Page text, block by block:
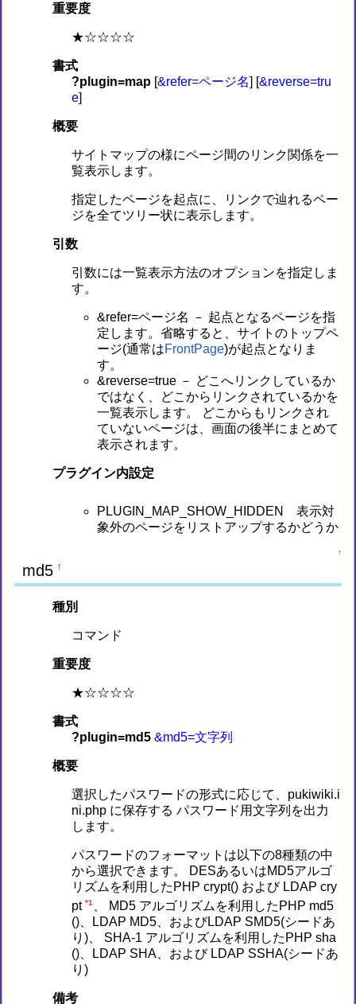
重要度
★☆☆☆☆
書式
?plugin=map [&refer=ページ名] [&reverse=tru
e]
概要
サイトマップの様にページ間のリンク関係を一
覧表示します。
指定したページを起点に、リンクで辿れるペー
ジを全てツリー状に表示します。
引数
引数には一覧表示方法のオプションを指定しま
す。
&refer=ページ名 － 起点となるページを指
定します。省略すると、サイトのトップペ
ージ(通常はFrontPage)が起点となりま
す。
&reverse=true － どこへリンクしているか
ではなく、どこからリンクされているかを
一覧表示します。 どこからもリンクされ
ていないページは、画面の後半にまとめて
表示されます。
プラグイン内設定
PLUGIN_MAP_SHOW_HIDDEN 表示対
象外のページをリストアップするかどうか
↑
md5 †
種別
コマンド
重要度
★☆☆☆☆
書式
?plugin=md5 &md5=文字列
概要
選択したパスワードの形式に応じて、pukiwiki.i
ni.php に保存する パスワード用文字列を出力
します。
パスワードのフォーマットは以下の8種類の中
から選択できます。 DESあるいはMD5アルゴ
リズムを利用したPHP crypt() および LDAP cry
pt*1
、 MD5 アルゴリズムを利用したPHP md5
()、LDAP MD5、およびLDAP SMD5(シードあ
り)、 SHA-1 アルゴリズムを利用したPHP sha
()、LDAP SHA、および LDAP SSHA(シードあ
り)
備考